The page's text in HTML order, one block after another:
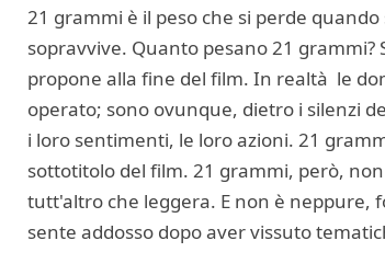
21 grammi è il peso che si perde
sopravvive. Quanto pesano 21 grammi?
propone alla fine del film. In realtà le
operato; sono ovunque, dietro i silenzi
i loro sentimenti, le loro azioni. 21
sottotitolo del film. 21 grammi, però,
tutt'altro che leggera. E non è neppure,
sente addosso dopo aver vissuto